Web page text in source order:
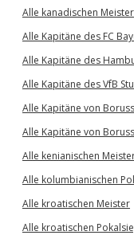
Alle kanadischen Meister
Alle Kapitäne des FC
Alle Kapitäne des
Alle Kapitäne des VfB
Alle Kapitäne von
Alle Kapitäne von
Alle kenianischen
Alle kolumbianischen
Alle kroatischen Meister
Alle kroatischen